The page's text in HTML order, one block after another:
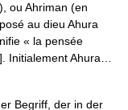
ou Ahriman (en
au dieu Ahura
« la pensée
Initialement Ahura…
Begriff, der in der